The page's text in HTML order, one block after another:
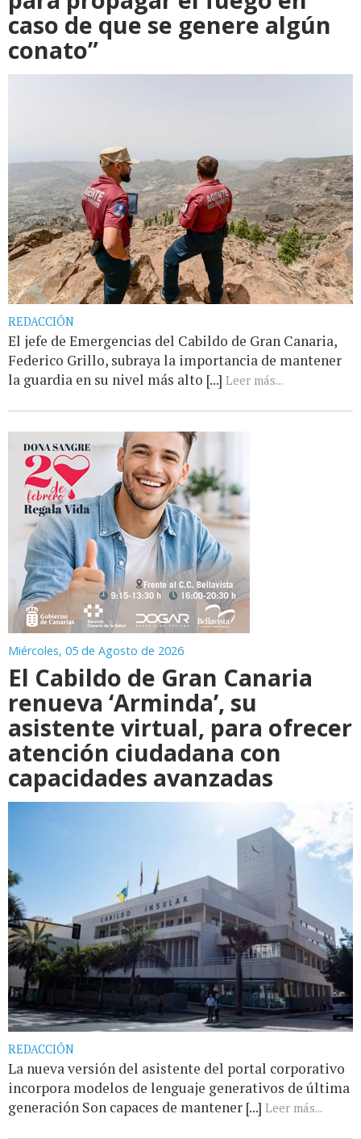
caso de que se genere algún
conato”
REDACCIÓN
El jefe de Emergencias del Cabildo de Gran Canaria,
Federico Grillo, subraya la importancia de mantener
la guardia en su nivel más alto [...] Leer más...
Miércoles, 05 de Agosto de 2026
El Cabildo de Gran Canaria
renueva ‘Arminda’, su
asistente virtual, para ofrecer
atención ciudadana con
capacidades avanzadas
REDACCIÓN
La nueva versión del asistente del portal corporativo
incorpora modelos de lenguaje generativos de última
generación Son capaces de mantener [...] Leer más...